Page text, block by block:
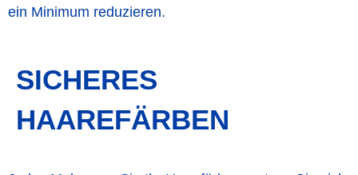
ein Minimum reduzieren.
SICHERES
HAAREFÄRBEN